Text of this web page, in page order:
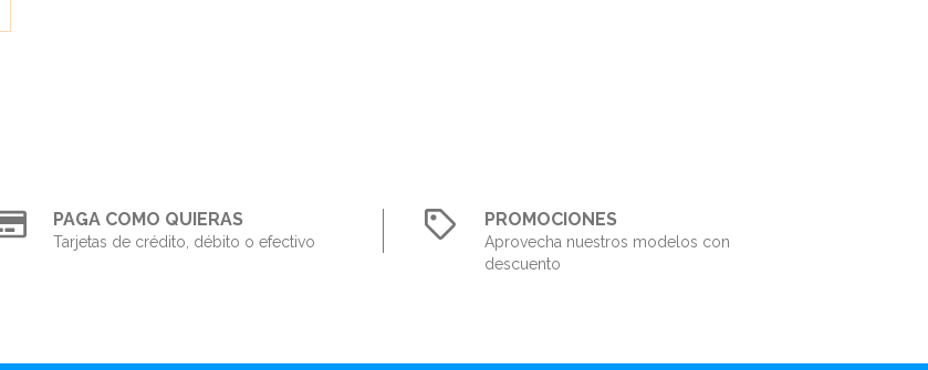
PAGA COMO QUIERAS
Tarjetas de crédito, débito o efectivo
PROMOCIONES
Aprovecha nuestros modelos con
descuento